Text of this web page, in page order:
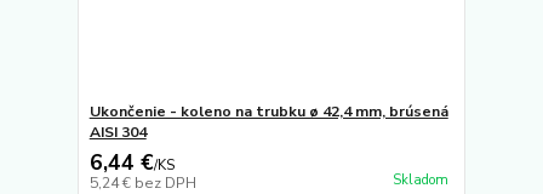
Ukončenie - koleno na trubku ø 42,4 mm, brúsená
AISI 304
6,44 €/KS
5,24 € bez DPH Skladom